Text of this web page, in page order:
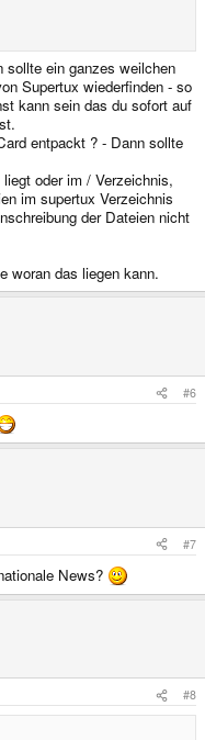
sollte ein ganzes weilchen
Supertux wiederfinden - so
kann sein das du sofort auf
entpackt ? - Dann sollte
oder im / Verzeichnis,
im supertux Verzeichnis
der Dateien nicht
woran das liegen kann.
#6
#7
News?
#8